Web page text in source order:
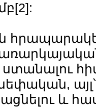
[2]:
ստանալու
և